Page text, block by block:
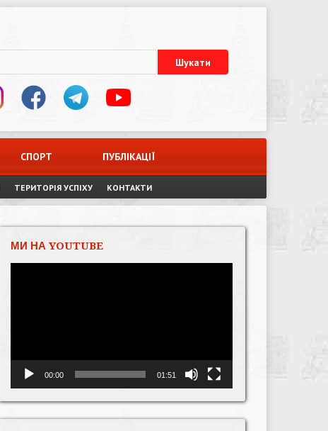
СПОРТ ПУБЛІКАЦІЇ
ТЕРИТОРІЯ УСПІХУ КОНТАКТИ
МИ НА YOUTUBE
00:00 01:51